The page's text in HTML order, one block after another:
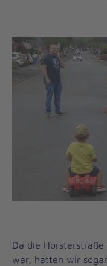
Da die
war, hatten wir